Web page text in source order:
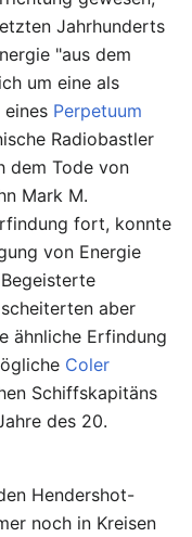
Jahrhunderts
"aus dem
um eine als
Perpetuum
Radiobastler
dem Tode von
Mark M.
fort, konnte
von Energie
aber
ähnliche Erfindung
Coler
Schiffskapitäns
des 20.
Hendershot-
noch in Kreisen